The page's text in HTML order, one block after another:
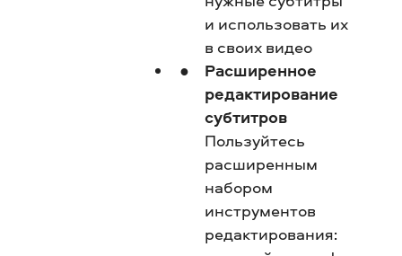
и использовать их
в своих видео
Расширенное
редактирование
субтитров
Пользуйтесь
расширенным
набором
инструментов
редактирования: